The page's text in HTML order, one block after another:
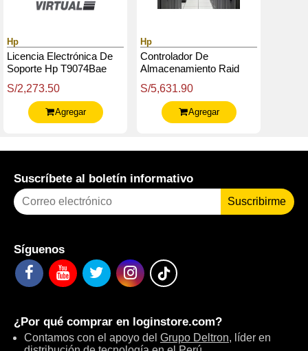
Hp
Licencia Electrónica De
Soporte Hp T9074Bae
Environment 24X7.
S/2,273.50
Agregar
Hp
Controlador De
Almacenamiento Raid
Lanes 4Gb Cache Ocp
Spdm
S/5,631.90
Agregar
Suscríbete al boletín informativo
Suscribirme
Síguenos
¿Por qué comprar en loginstore.com?
Contamos con el apoyo del Grupo Deltron, líder en